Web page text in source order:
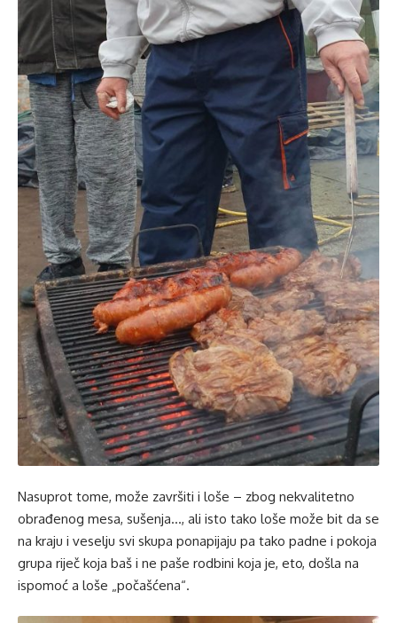
Nasuprot tome, može završiti i loše – zbog nekvalitetno
obrađenog mesa, sušenja…, ali isto tako loše može bit da se
na kraju i veselju svi skupa ponapijaju pa tako padne i pokoja
grupa riječ koja baš i ne paše rodbini koja je, eto, došla na
ispomoć a loše „počašćena“.